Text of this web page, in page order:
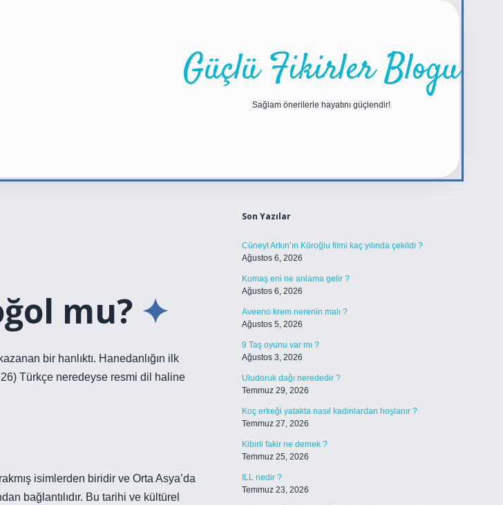
Güçlü Fikirler Blogu
Sağlam önerilerle hayatını güçlendir!
mu?
bir hanlıktı. Hanedanlığın ilk
Türkçe neredeyse resmi dil haline
isimlerden biridir ve Orta Asya’da
bağlantılıdır. Bu tarihi ve kültürel
Son Yazılar
Cüneyt Arkın’ın Köroğlu filmi kaç yılında çekildi ?
Ağustos 6, 2026
Kumaş eni ne anlama gelir ?
Ağustos 6, 2026
Aveeno krem nerenin malı ?
Ağustos 5, 2026
9 Taş oyunu var mı ?
Ağustos 3, 2026
Uludoruk dağı nerededir ?
Temmuz 29, 2026
Koç erkeği yatakta nasıl kadınlardan hoşlanır ?
Temmuz 27, 2026
Kibirli fakir ne demek ?
Temmuz 25, 2026
ILL nedir ?
Temmuz 23, 2026